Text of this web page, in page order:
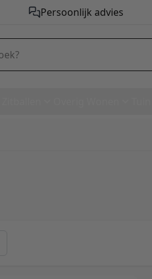
Persoonlijk advies